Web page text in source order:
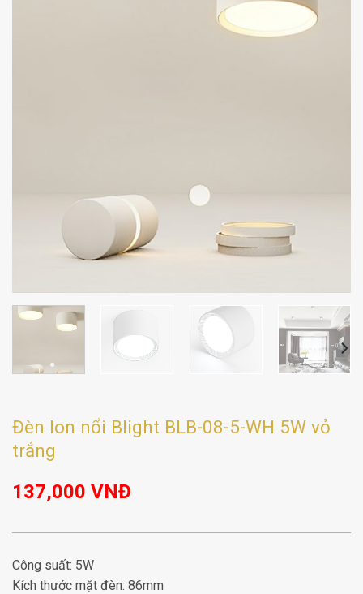
Đèn lon nổi Blight BLB-08-5-WH 5W vỏ
trắng
137,000 VNĐ
Công suất: 5W
Kích thước mặt đèn: 86mm